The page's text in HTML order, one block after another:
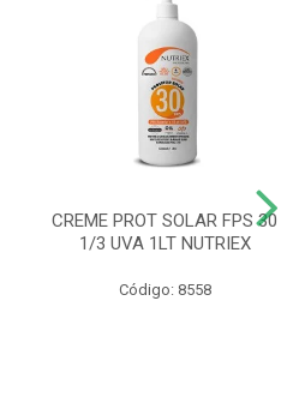
CREME PROT SOLAR FPS 30
1/3 UVA 1LT NUTRIEX
Código: 8558